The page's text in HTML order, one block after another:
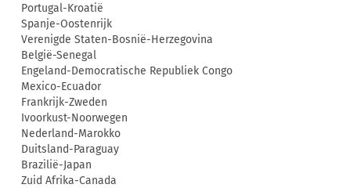
Portugal-Kroatië
Spanje-Oostenrijk
Verenigde Staten-Bosnië-Herzegovina
België-Senegal
Engeland-Democratische Republiek Congo
Mexico-Ecuador
Frankrijk-Zweden
Ivoorkust-Noorwegen
Nederland-Marokko
Duitsland-Paraguay
Brazilië-Japan
Zuid Afrika-Canada